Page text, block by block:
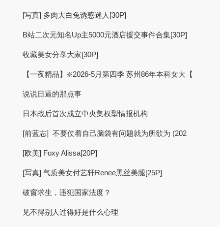
[写真] 多肉大白兔诱惑迷人[30P]
B站二次元知名Up主5000元酒店援交事件合集[30P]
收藏美女分享大家[30P]
【一夜精品】❇️2026-5月第四季 苏州86年本科女大【
说说日逼的那点事
日本战后首次成立中央集权型情报机构
[前蓝志] 不要仗着自己脑袋有问题就为所欲为 (202
[欧美] Foxy Alissa[20P]
[写真] 气质美女付艺轩Renee黑丝美腿[25P]
破窗求生，违犯国家法度？
见不得别人过得好是什么心理